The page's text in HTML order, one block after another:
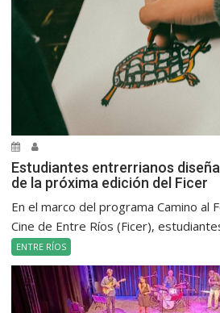
Estudiantes entrerrianos
de la próxima edición del Ficer
En el marco del programa Camino al
Cine de Entre Ríos (Ficer),
ENTRE RÍOS